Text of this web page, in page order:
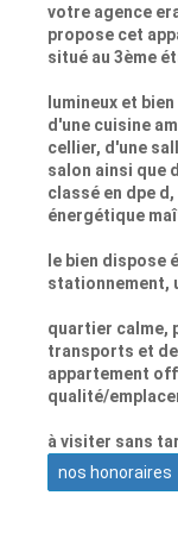
votre agence
propose cet
situé au 3ème
lumineux et
d'une cuisine
cellier, d'une
salon ainsi que
classé en dpe
énergétique
le bien dispose
stationnement,
quartier calme,
transports et
appartement
qualité/
à visiter sans
nos honoraires